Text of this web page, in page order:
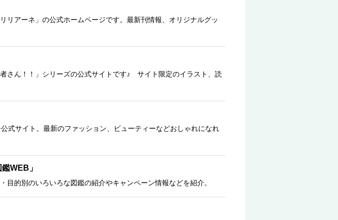
アーネ」の公式ホームページです。最新刊情報、オリジナルグッ
さん！！」シリーズの公式サイトです♪ サイト限定のイラスト、読
式サイト。最新のファッション、ビューティーなどおしゃれになれ
WEB」
的別のいろいろな図鑑の紹介やキャンペーン情報などを紹介。